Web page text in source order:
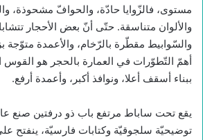
مستوى، فالزّوايا حادّة، والحوافّ مشحوذة،
والألوان متناسقة. حتّى أنّ بعض الأحجار
والسّوابيط مقطّرة بالرّخام، والأعمدة
أهمّ التّطوّرات في العمارة بالحجر هو
ببناء أسقف أعلا، ونوافذ أكبر، وأعمدة أرفع.
توضيحيّة سلجوقيّة وكتابات فارسيّة، ينفتح